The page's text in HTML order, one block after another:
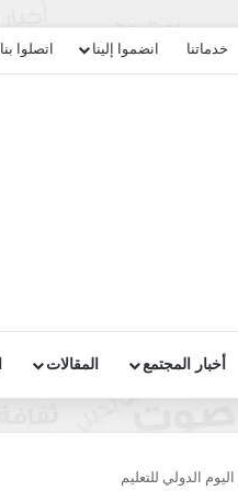
خدماتنا انضموا إلينا اتصلوا بنا
أخبار المجتمع المقالات
اليوم الدولي للتعليم